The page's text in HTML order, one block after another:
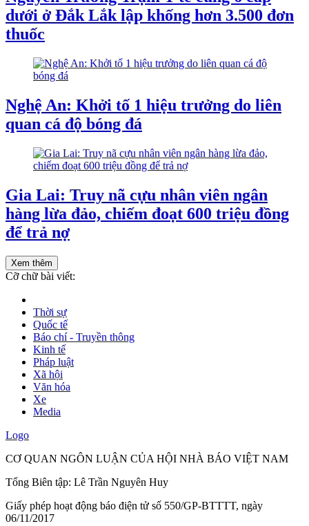
dưới ở Đắk Lắk lập khống hơn 3.500 đơn
thuốc
Nghệ An: Khởi tố 1 hiệu trưởng do liên
quan cá độ bóng đá
Gia Lai: Truy nã cựu nhân viên ngân
hàng lừa đảo, chiếm đoạt 600 triệu đồng
để trả nợ
Xem thêm
Cỡ chữ bài viết:
Thời sự
Quốc tế
Báo chí - Truyền thông
Kinh tế
Pháp luật
Xã hội
Văn hóa
Xe
Media
Logo
CƠ QUAN NGÔN LUẬN CỦA HỘI NHÀ BÁO VIỆT NAM
Tổng Biên tập: Lê Trần Nguyên Huy
Giấy phép hoạt động báo điện tử số 550/GP-BTTTT, ngày
06/11/2017